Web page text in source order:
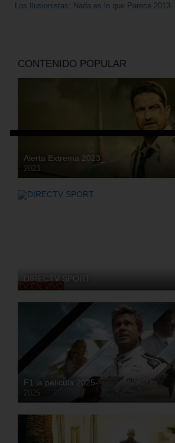
Los Ilusionistas: Nada es lo que Parece 2013-
CONTENIDO POPULAR
Alerta Extrema 2023_
2023
HD
DIRECTV SPORT
TV EN VIVO
F1 la película 2025-
2025
HD